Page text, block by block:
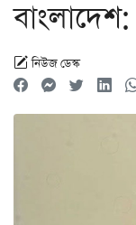
নিউজ ডেস্ক